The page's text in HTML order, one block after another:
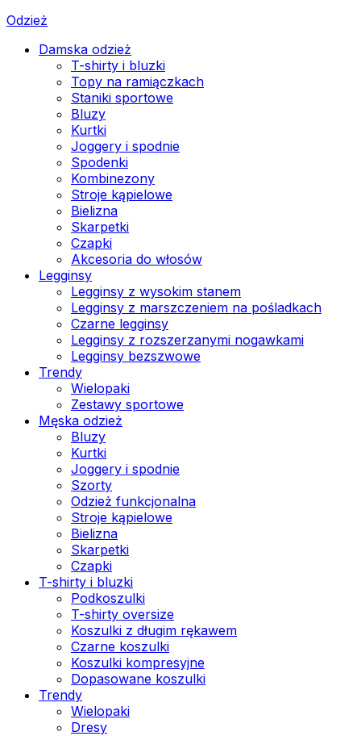
Odzież
Damska odzież
T-shirty i bluzki
Topy na ramiączkach
Staniki sportowe
Bluzy
Kurtki
Joggery i spodnie
Spodenki
Kombinezony
Stroje kąpielowe
Bielizna
Skarpetki
Czapki
Akcesoria do włosów
Legginsy
Legginsy z wysokim stanem
Legginsy z marszczeniem na pośladkach
Czarne legginsy
Legginsy z rozszerzanymi nogawkami
Legginsy bezszwowe
Trendy
Wielopaki
Zestawy sportowe
Męska odzież
Bluzy
Kurtki
Joggery i spodnie
Szorty
Odzież funkcjonalna
Stroje kąpielowe
Bielizna
Skarpetki
Czapki
T-shirty i bluzki
Podkoszulki
T-shirty oversize
Koszulki z długim rękawem
Czarne koszulki
Koszulki kompresyjne
Dopasowane koszulki
Trendy
Wielopaki
Dresy